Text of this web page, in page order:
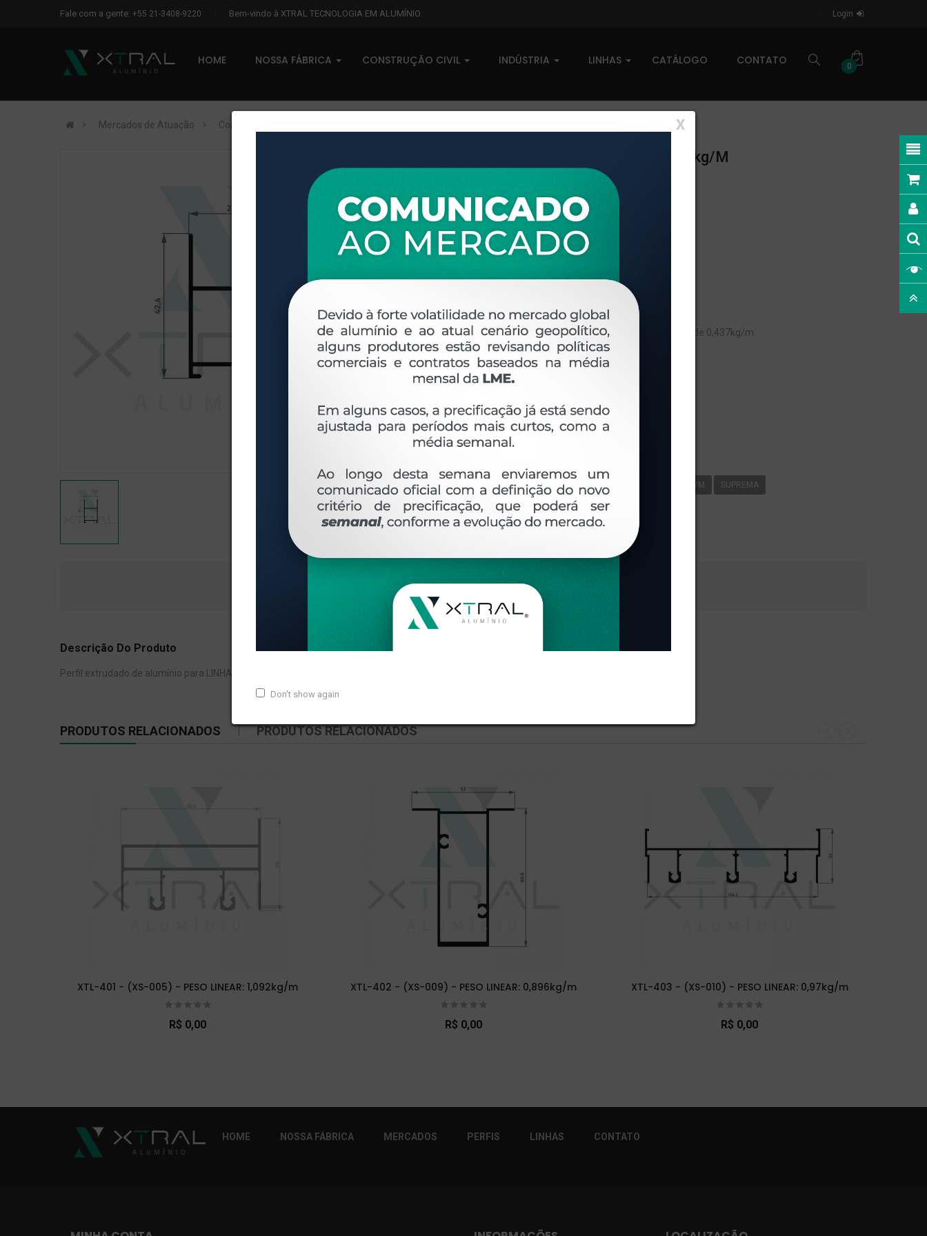
Fale com a gente: +55 21-3408-9220 Bem-vindo à XTRAL TECNOLOGIA EM ALUMÍNIO. Login
HOME NOSSA FÁBRICA CONSTRUÇÃO CIVIL INDÚSTRIA LINHAS CATÁLOGO CONTATO 0
X
Don't show again
Mercados de Atuação Construção Civil
XTL-949 - (XS-072) - PESO LINEAR: 0,437kg/m
0 comentários
Disponível sob consulta
Taxas R$ 0,00
Disponibilidade:
Em estoque
OVERVIEW
Perfil extrudado de alumínio para LINHA XTRAL S, com peso linear de 0,437kg/m.
Ver perfis relacionados
Etiquetas: 949- PESO LINEAR - 0 437 KG/M SU-072 437KG/M SUPREMA
DESCRIÇÃO COMENTÁRIOS (0)
Descrição Do Produto
Perfil extrudado de alumínio para LINHA XTRAL S, com peso linear de 0,437kg/m.
PRODUTOS RELACIONADOS PRODUTOS RELACIONADOS
XTL-401 - (XS-005) - PESO LINEAR: 1,092kg/m
R$ 0,00
XTL-402 - (XS-009) - PESO LINEAR: 0,896kg/m
R$ 0,00
XTL-403 - (XS-010) - PESO LINEAR: 0,97kg/m
R$ 0,00
HOME NOSSA FÁBRICA MERCADOS PERFIS LINHAS CONTATO